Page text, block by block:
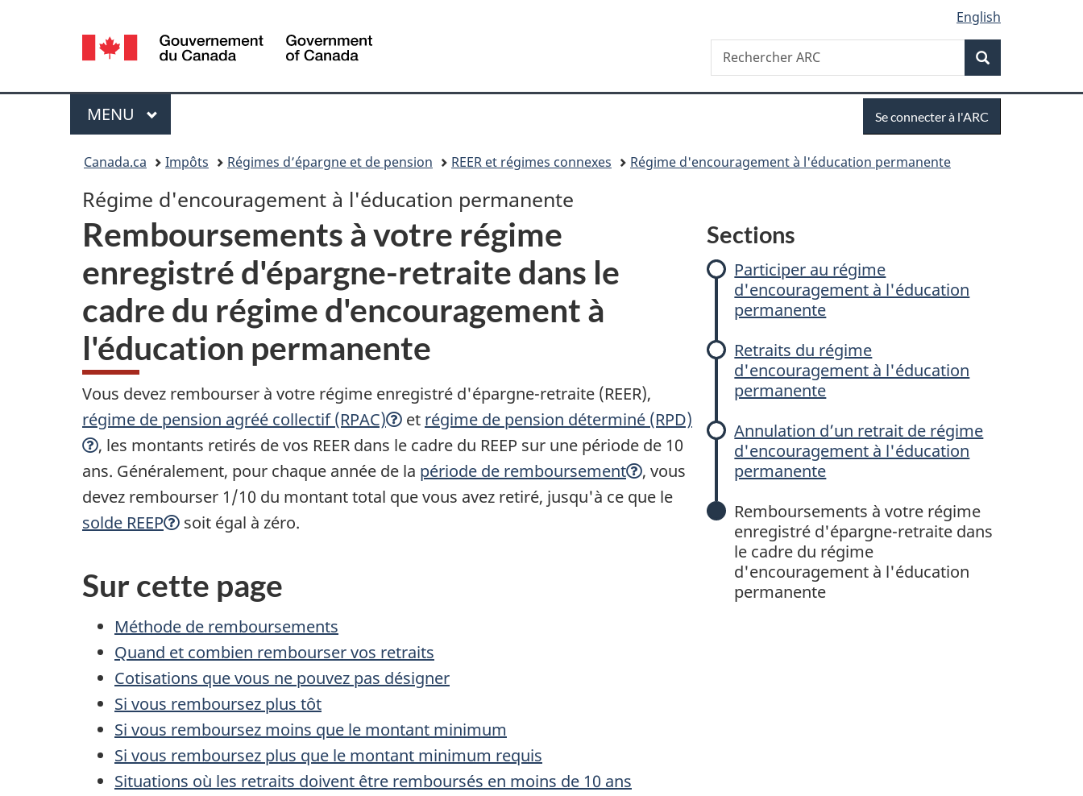
d'encouragement
sujet
HTML
Sélection
de
la
langue
English
Canada
Recherche
Rechercher
ARC
Menu
MENU PRINCIPAL
connecter
Se connecter à l'ARC
Canada.ca Impôts Régimes d’épargne et de pension REER et régimes connexes Régime d'encouragement à l'éducation permanente
R
é
i
m
e
'
Sections
Participer au régime
d'encouragement à l'éducation
permanente
Retraits du régime
d'encouragement à l'éducation
permanente
Annulation d’un retrait de régime
d'encouragement à l'éducation
permanente
Remboursements à votre régime
enregistré d'épargne-retraite dans
le cadre du régime
d'encouragement à l'éducation
permanente
Régime d'encouragement à l'éducation permanente
Remboursements à votre régime
enregistré d'épargne-retraite dans le
cadre du régime d'encouragement à
l'éducation permanente
Vous devez rembourser à votre régime enregistré d'épargne-retraite (REER),
régime de pension agréé collectif (RPAC)
et régime de pension déterminé (RPD)
, les montants retirés de vos REER dans le cadre du REEP sur une période de 10
ans. Généralement, pour chaque année de la période de remboursement
, vous
devez rembourser 1/10 du montant total que vous avez retiré, jusqu'à ce que le
solde REEP
soit égal à zéro.
Sur cette page
Méthode de remboursements
Quand et combien rembourser vos retraits
Cotisations que vous ne pouvez pas désigner
Si vous remboursez plus tôt
Si vous remboursez moins que le montant minimum
Si vous remboursez plus que le montant minimum requis
Situations où les retraits doivent être remboursés en moins de 10 ans